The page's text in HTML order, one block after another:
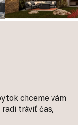
chceme vám
tráviť čas,